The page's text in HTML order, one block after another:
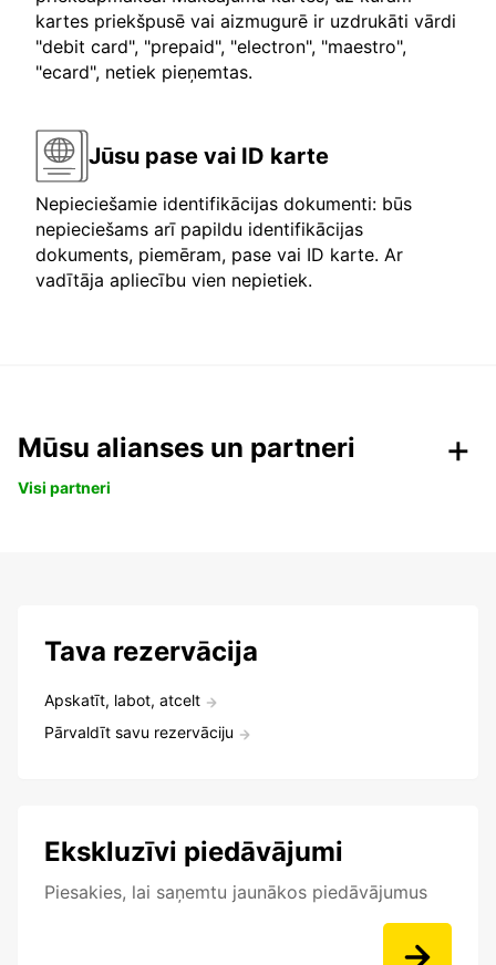
kartes priekšpusē vai aizmugurē ir uzdrukāti vārdi
"debit card", "prepaid", "electron", "maestro",
"ecard", netiek pieņemtas.
Jūsu pase vai ID karte
Nepieciešamie identifikācijas dokumenti: būs
nepieciešams arī papildu identifikācijas
dokuments, piemēram, pase vai ID karte. Ar
vadītāja apliecību vien nepietiek.
Mūsu alianses un partneri
Visi partneri
Tava rezervācija
Apskatīt, labot, atcelt
Pārvaldīt savu rezervāciju
Ekskluzīvi piedāvājumi
Piesakies, lai saņemtu jaunākos piedāvājumus